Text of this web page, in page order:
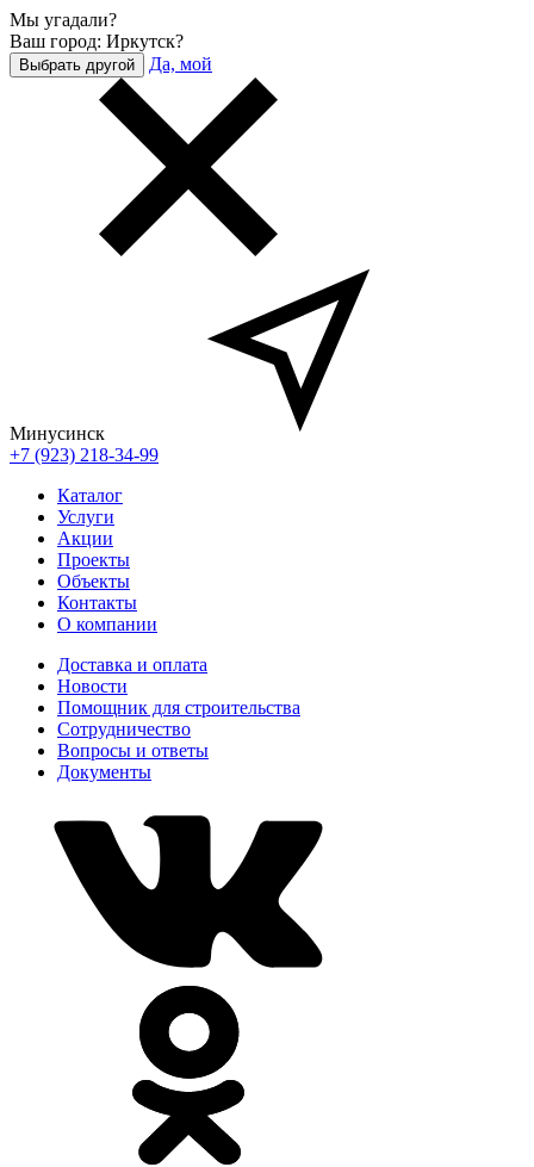
Мы угадали?
Ваш город: Иркутск?
Выбрать другой Да, мой
Минусинск
+7 (923) 218-34-99
Каталог
Услуги
Акции
Проекты
Объекты
Контакты
О компании
Доставка и оплата
Новости
Помощник для строительства
Сотрудничество
Вопросы и ответы
Документы